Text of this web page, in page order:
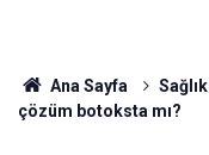
Ana Sayfa Sağlık
çözüm botoksta mı?